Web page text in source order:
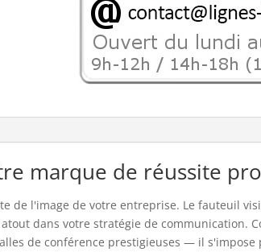
réunion !
marque de réussite
de l'image de votre entreprise. Le fauteuil
dans votre stratégie de communication.
de conférence prestigieuses — il